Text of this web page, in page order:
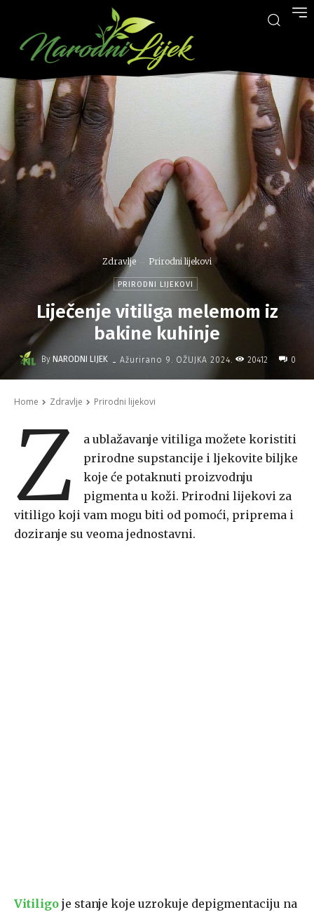
Zdravlje Prirodni lijekovi
PRIRODNI LIJEKOVI
Liječenje vitiliga melemom iz
bakine kuhinje
By NARODNI LIJEK - Ažurirano 9. OŽUJKA 2024. 20412 0
Home Zdravlje Prirodni lijekovi
Z
a ublažavanje vitiliga možete koristiti
prirodne supstancije i ljekovite biljke
koje će potaknuti proizvodnju
pigmenta u koži. Prirodni lijekovi za
vitiligo koji vam mogu biti od pomoći, priprema i
doziranje su veoma jednostavni.
Vitiligo je stanje koje uzrokuje depigmentaciju na